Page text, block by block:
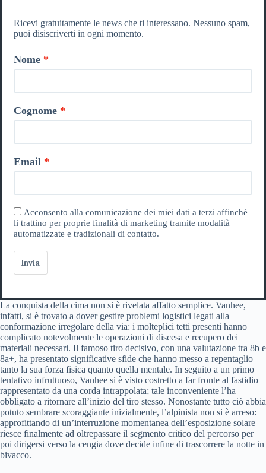
Ricevi gratuitamente le news che ti interessano. Nessuno spam,
puoi disiscriverti in ogni momento.
Nome
Cognome
Email
Acconsento alla comunicazione dei miei dati a terzi affinché
li trattino per proprie finalità di marketing tramite modalità
automatizzate e tradizionali di contatto.
Invia
La conquista della cima non si è rivelata affatto semplice. Vanhee,
infatti, si è trovato a dover gestire problemi logistici legati alla
conformazione irregolare della via: i molteplici tetti presenti hanno
complicato notevolmente le operazioni di discesa e recupero dei
materiali necessari. Il famoso tiro decisivo, con una valutazione tra 8b e
8a+, ha presentato significative sfide che hanno messo a repentaglio
tanto la sua forza fisica quanto quella mentale. In seguito a un primo
tentativo infruttuoso, Vanhee si è visto costretto a far fronte al fastidio
rappresentato da una corda intrappolata; tale inconveniente l’ha
obbligato a ritornare all’inizio del tiro stesso. Nonostante tutto ciò abbia
potuto sembrare scoraggiante inizialmente, l’alpinista non si è arreso:
approfittando di un’interruzione momentanea dell’esposizione solare
riesce finalmente ad oltrepassare il segmento critico del percorso per
poi dirigersi verso la cengia dove decide infine di trascorrere la notte in
bivacco.